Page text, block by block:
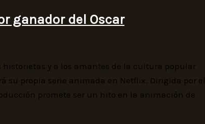
ganador del Oscar
y a los amantes de la cultura popular
su propia serie animada en Netflix. Dirigida por el
promete ser un hito en la animación de